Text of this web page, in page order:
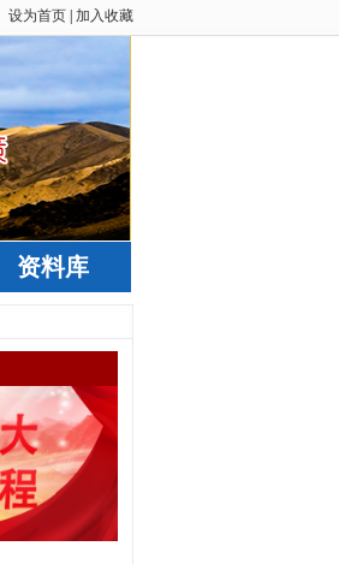
设为首页 加入收藏
资料库